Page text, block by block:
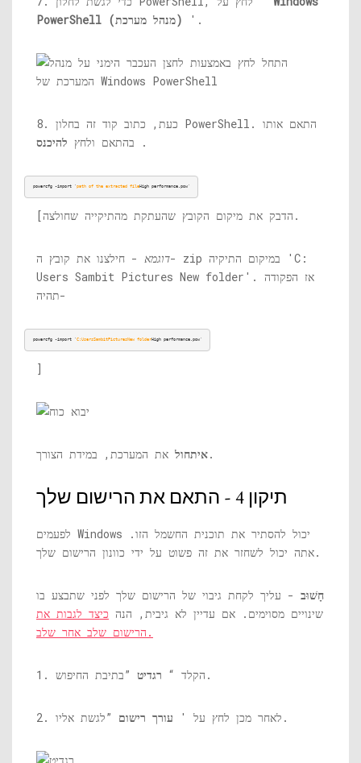
PowerShell (מנהל מערכת)
'.
8. כעת, כתוב קוד זה בחלון PowerShell. התאם אותו
בהתאם ולחץ להיכנס .
powercfg -import 'path of the extracted fileHigh performance.pow'
[הדבק את מיקום הקובץ שהעתקת מהתיקייה שחולצה.
דוגמא - חילצנו את קובץ ה- zip במיקום התיקיה 'C:
Users Sambit Pictures New folder'. אז הפקודה
תהיה-
powercfg -import 'C:UsersSambitPicturesNew folderHigh performance.pow'
]
איתחולאת המערכת, במידת הצורך.
תיקון 4 - התאם את הרישום שלך
לפעמים Windows יכול להסתיר את תוכנית החשמל הזו.
אתה יכול לשחזר את זה פשוט על ידי כוונון הרישום שלך.
חָשׁוּב - עליך לקחת גיבוי של הרישום שלך לפני שתבצע בו
שינויים מסוימים. אם עדיין לא גיבית, הנה כיצד לגבות את
הרישום שלב אחר שלב.
1. הקלד “ רגדיט ”בתיבת החיפוש.
2. לאחר מכן לחץ על ' עורך רישום ”לגשת אליו.